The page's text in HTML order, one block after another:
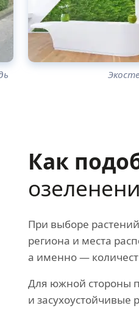
Как
При выборе
региона и места
а именно —
Для южной стороны
и засухоустойчивые